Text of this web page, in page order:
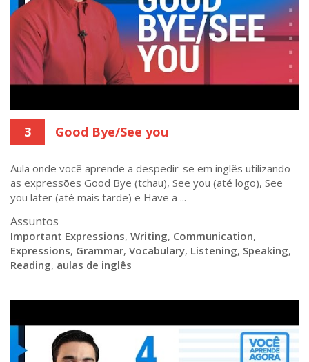
3 Good Bye/See you
Aula onde você aprende a despedir-se em inglês utilizando
as expressões Good Bye (tchau), See you (até logo), See
you later (até mais tarde) e Have a ...
Assuntos
Important Expressions, Writing, Communication,
Expressions, Grammar, Vocabulary, Listening, Speaking,
Reading, aulas de inglês